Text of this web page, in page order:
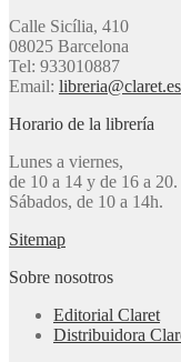
Calle Sicília, 410
08025 Barcelona
Tel: 933010887
Email: libreria@claret.es
Horario de la librería
Lunes a viernes,
de 10 a 14 y de 16 a 20.
Sábados, de 10 a 14h.
Sitemap
Sobre nosotros
Editorial Claret
Distribuidora